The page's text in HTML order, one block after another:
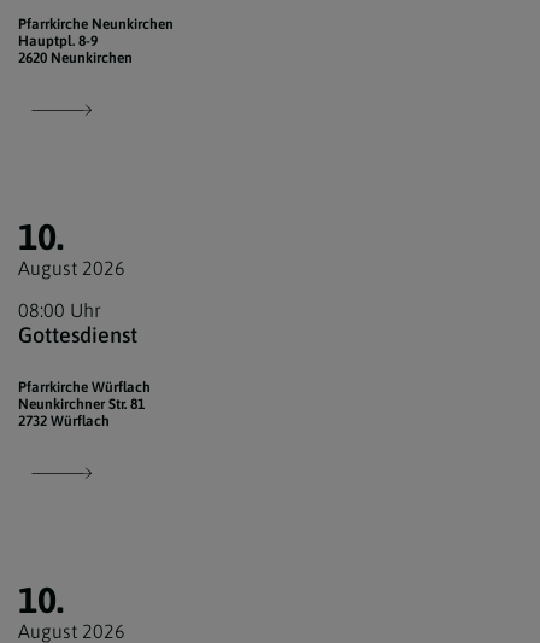
Pfarrkirche Neunkirchen
Hauptpl. 8-9
2620 Neunkirchen
10.
August 2026
08:00 Uhr
Gottesdienst
Pfarrkirche Würflach
Neunkirchner Str. 81
2732 Würflach
10.
August 2026